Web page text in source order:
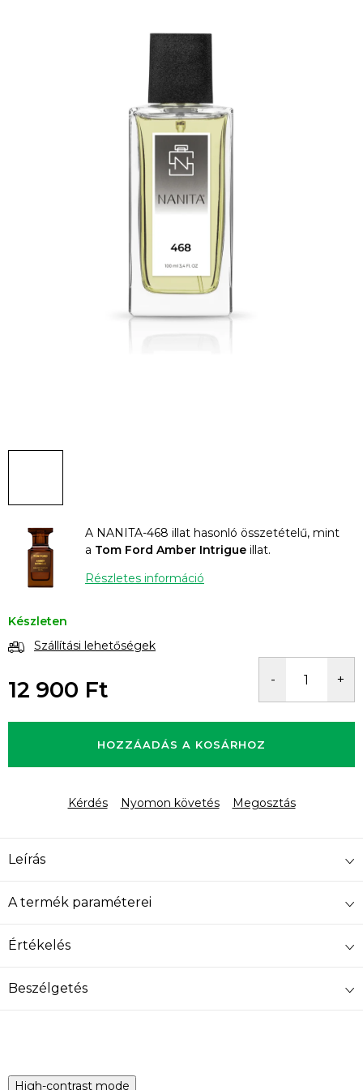
A NANITA-468 illat hasonló összetételű, mint
a Tom Ford Amber Intrigue illat.
Részletes információ
Készleten
Szállítási lehetőségek
12 900 Ft
HOZZÁADÁS A KOSÁRHOZ
Kérdés Nyomon követés Megosztás
Leírás
A termék paraméterei
Értékelés
Beszélgetés
High-contrast mode